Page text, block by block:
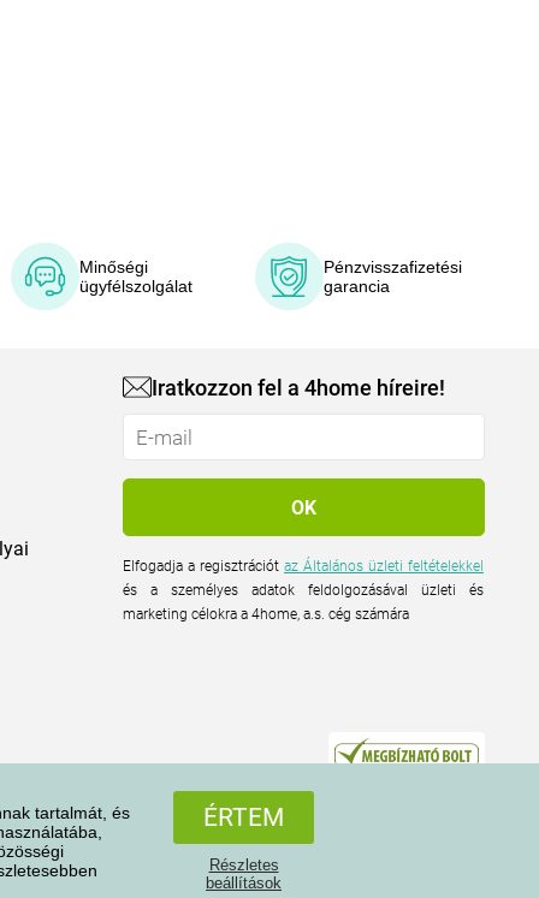
tartalmát, és
ÉRTEM
Részletes
beállítások
Minőségi
ügyfélszolgálat
Pénzvisszafizetési
garancia
Iratkozzon fel a 4home híreire!
Elfogadja a regisztrációtaz Általános üzleti feltételekkel
és a személyes adatok feldolgozásával üzleti és
marketing célokra a 4home, a.s. cég számára
Minden jog fenntartva © 2004-2026 4home, a.s.